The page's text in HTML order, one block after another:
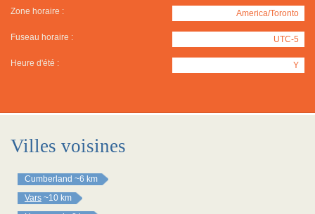
Zone horaire : America/Toronto
Fuseau horaire : UTC-5
Heure d'été : Y
Villes voisines
Cumberland ~6 km
Vars ~10 km